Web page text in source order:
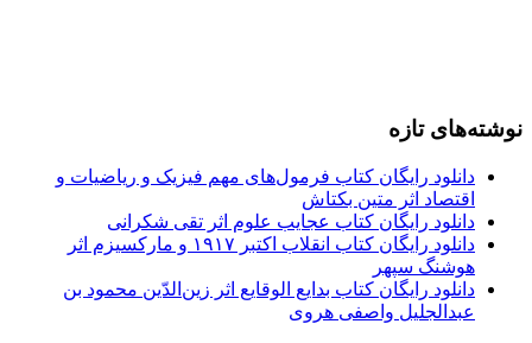
نوشته‌های تازه
دانلود رایگان کتاب فرمول‌های مهم فیزیک و ریاضیات و
اقتصاد اثر متین بکتاش
دانلود رایگان کتاب عجایب علوم اثر تقی شکرانی
دانلود رایگان کتاب انقلاب اکتبر ۱۹۱۷ و مارکسیزم اثر
هوشنگ سپهر
دانلود رایگان کتاب بدایع الوقایع اثر زین‌الدّین محمود بن
عبدالجلیل واصفی هروی